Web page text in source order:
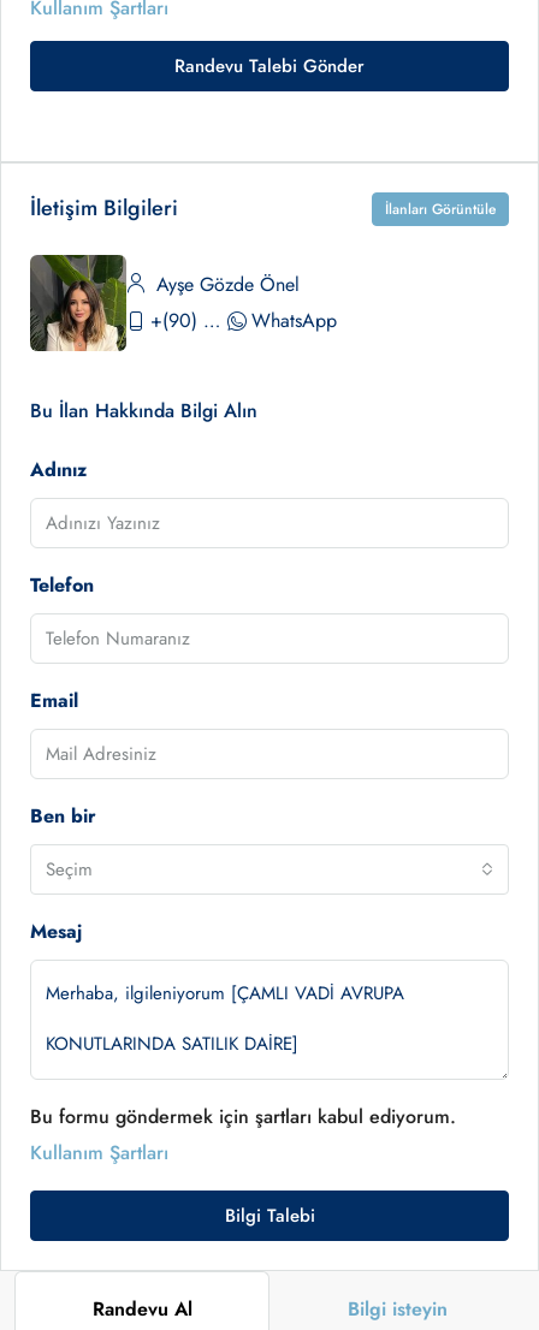
Kullanım Şartları
Randevu Talebi Gönder
İletişim Bilgileri İlanları Görüntüle
Ayşe Gözde Önel
+(90) 530 390 02 84
WhatsApp
Bu İlan Hakkında Bilgi Alın
Adınız
Telefon
Email
Ben bir
Seçim
Mesaj
Bu formu göndermek için şartları kabul ediyorum.
Kullanım Şartları
Bilgi Talebi
Randevu Al Bilgi isteyin